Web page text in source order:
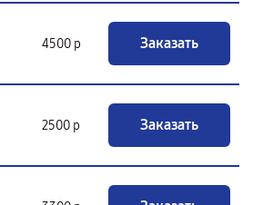
4500 р Заказать
2500 р Заказать